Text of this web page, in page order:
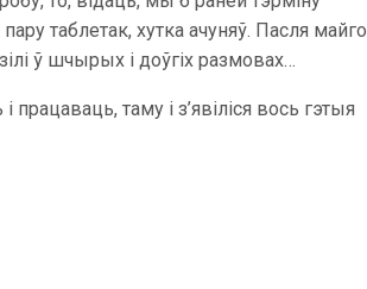
таблетак, хутка ачуняў. Пасля майго
ў шчырых і доўгіх размовах…
таму і з’явіліся вось гэтыя